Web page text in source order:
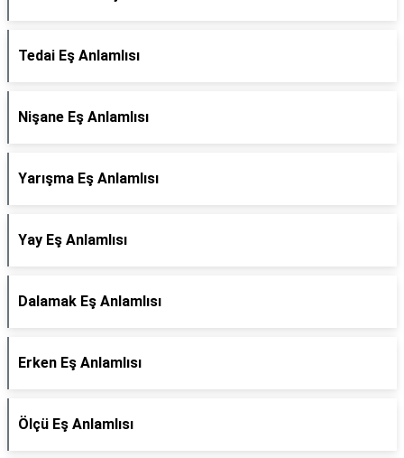
Tedai Eş Anlamlısı
Nişane Eş Anlamlısı
Yarışma Eş Anlamlısı
Yay Eş Anlamlısı
Dalamak Eş Anlamlısı
Erken Eş Anlamlısı
Ölçü Eş Anlamlısı